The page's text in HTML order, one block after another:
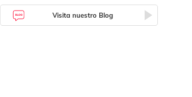
Visita nuestro Blog